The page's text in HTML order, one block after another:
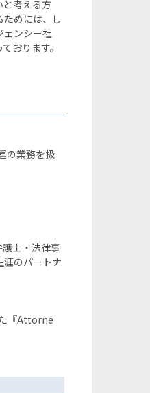
と考える方
めには、し
ェンシー社
おります。
の業務を扱
士・法律事
涯のパートナ
『Attorne